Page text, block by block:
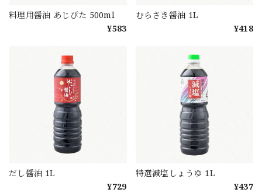
料理用醤油 あじぴた 500ml
¥583
むらさき醤油 1L
¥418
だし醤油 1L
¥729
特選減塩しょうゆ 1L
¥437